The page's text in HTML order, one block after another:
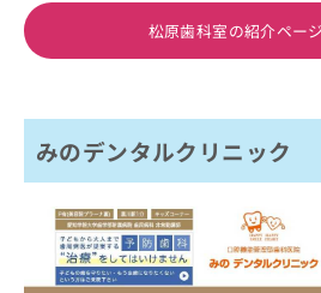
松原歯科室の紹介ペー
みのデンタルクリニック